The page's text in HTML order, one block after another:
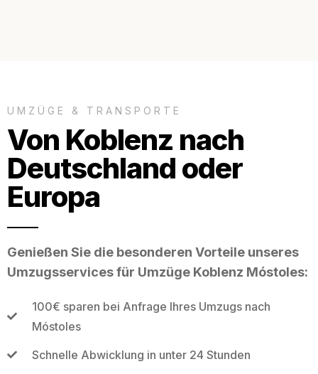
UMZÜGE & TRANSPORTE
Von Koblenz nach
Deutschland oder
Europa
Genießen Sie die besonderen Vorteile unseres
Umzugsservices für Umzüge Koblenz Móstoles:
100€ sparen bei Anfrage Ihres Umzugs nach
Móstoles
Schnelle Abwicklung in unter 24 Stunden